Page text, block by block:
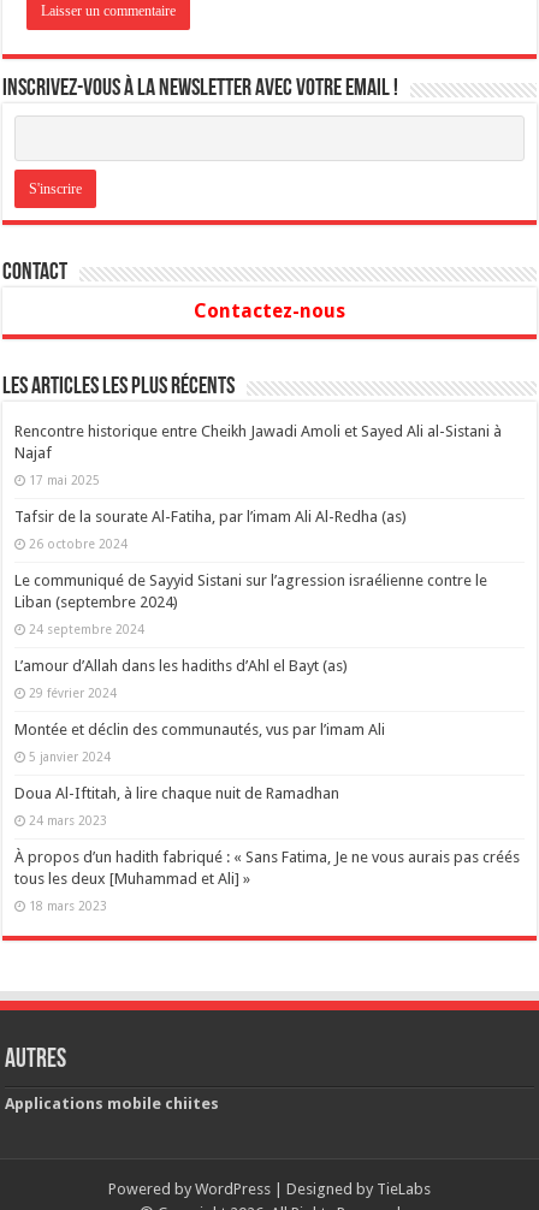
Inscrivez-vous à la newsletter avec votre email !
Contact
Contactez-nous
Les articles les plus récents
Rencontre historique entre Cheikh Jawadi Amoli et Sayed Ali al-Sistani à
Najaf
17 mai 2025
Tafsir de la sourate Al-Fatiha, par l’imam Ali Al-Redha (as)
26 octobre 2024
Le communiqué de Sayyid Sistani sur l’agression israélienne contre le
Liban (septembre 2024)
24 septembre 2024
L’amour d’Allah dans les hadiths d’Ahl el Bayt (as)
29 février 2024
Montée et déclin des communautés, vus par l’imam Ali
5 janvier 2024
Doua Al-Iftitah, à lire chaque nuit de Ramadhan
24 mars 2023
À propos d’un hadith fabriqué : « Sans Fatima, Je ne vous aurais pas créés
tous les deux [Muhammad et Ali] »
18 mars 2023
Autres
Applications mobile chiites
Powered by WordPress | Designed by TieLabs